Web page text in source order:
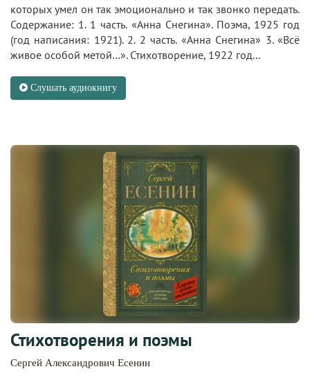
которых умел он так эмоционально и так звонко передать.
Содержание: 1. 1 часть. «Анна Снегина». Поэма, 1925 год
(год написания: 1921). 2. 2 часть. «Анна Снегина» 3. «Всё
живое особой метой…». Стихотворение, 1922 год...
Слушать аудиокнигу
Стихотворения и поэмы
Сергей Александрович Есенин